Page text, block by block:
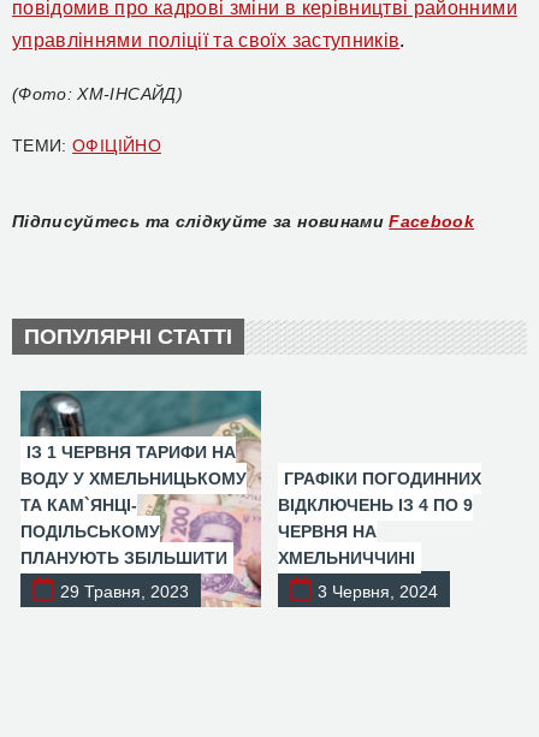
повідомив про кадрові зміни в керівництві районними
управліннями поліції та своїх заступників.
(Фото: ХМ-ІНСАЙД)
ТЕМИ:ОФІЦІЙНО
Підписуйтесь та слідкуйте за новинами Facebook
ПОПУЛЯРНІ СТАТТІ
ІЗ 1 ЧЕРВНЯ ТАРИФИ НА
ВОДУ У ХМЕЛЬНИЦЬКОМУ
ТА КАМ`ЯНЦІ-
ПОДІЛЬСЬКОМУ
ПЛАНУЮТЬ ЗБІЛЬШИТИ
29 Травня, 2023
ГРАФІКИ ПОГОДИННИХ
ВІДКЛЮЧЕНЬ ІЗ 4 ПО 9
ЧЕРВНЯ НА
ХМЕЛЬНИЧЧИНІ
3 Червня, 2024